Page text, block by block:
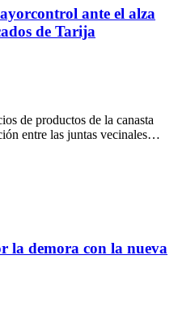
ante el alza
de Tarija
de productos de la canasta
entre las juntas vecinales…
la demora con la nueva